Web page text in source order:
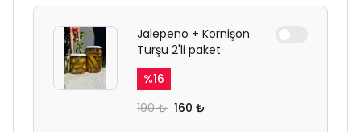
Jalepeno + Kornişon
Turşu 2'li paket
%16
190 ₺ 160 ₺